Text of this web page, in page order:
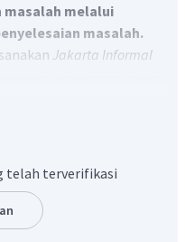
masalah melalui
masalah.
Jakarta Informal
bertikai yaitu
berunding. Walaupun
jalan untuk
di Paris pada
telah terverifikasi